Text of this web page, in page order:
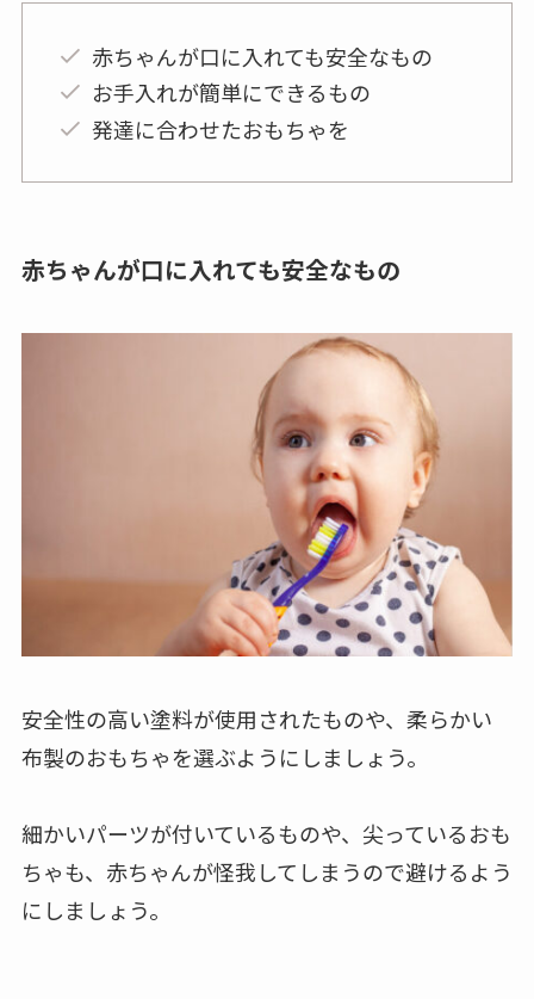
ベビーカー用おもちゃの選び方
お手入れが簡単にできるもの
発達に合わせたおもちゃを
赤ちゃんが口に入れても安全なもの